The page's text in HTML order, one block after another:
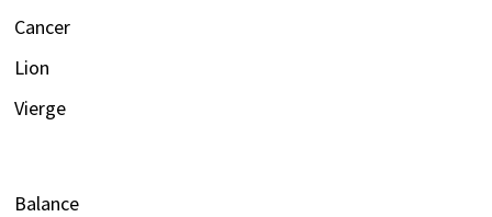
Cancer
Lion
Vierge
Balance